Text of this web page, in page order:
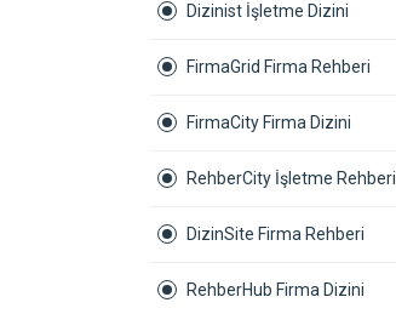
Dizinist İşletme Dizini
FirmaGrid Firma Rehberi
FirmaCity Firma Dizini
RehberCity İşletme Rehberi
DizinSite Firma Rehberi
RehberHub Firma Dizini